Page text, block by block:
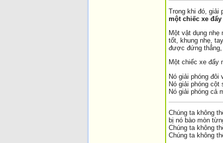
Trong khi đó, giải
một chiếc xe
Một vật dụng nhẹ
tốt, khung nhẹ,
được đứng thẳng,
Một chiếc xe
Nó giải phóng đôi
Nó giải phóng cột
Nó giải phóng cả
Chúng ta không
bị nó bào mòn
Chúng ta không
Chúng ta không